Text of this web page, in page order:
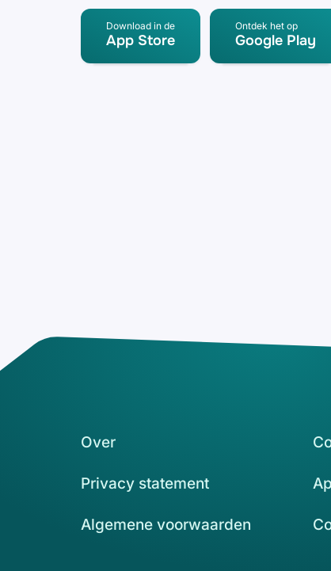
Download in de
App Store
Ontdek het op
Google Play
Over
Privacy statement
Algemene voorwaarden